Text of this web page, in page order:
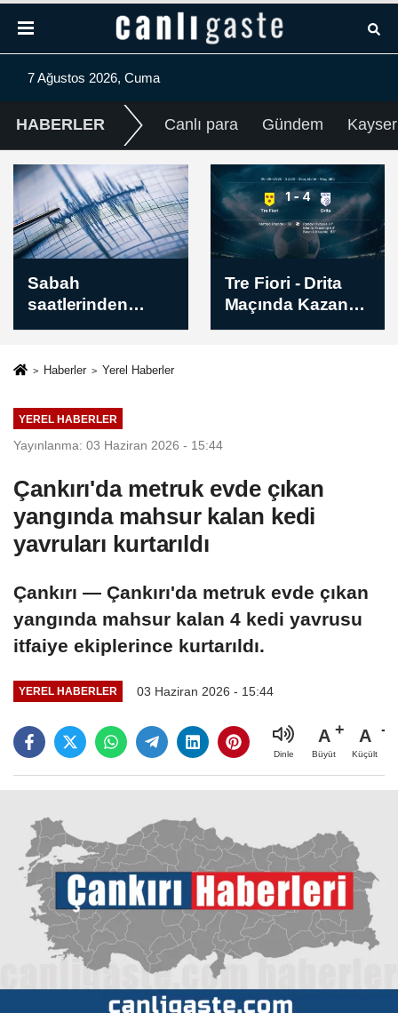
7 Ağustos 2026, Cuma
HABERLER Canlı para Gündem
Tre Fiori - Drita
Maçında Kazanan
Belli Oldu! İşte
Avrupa
Konferans Ligi |
Hibernian -
Haberler Yerel Haberler
YEREL HABERLER
Yayınlanma: 03 Haziran 2026 - 15:44
Çankırı'da metruk evde çıkan
yangında mahsur kalan kedi
yavruları kurtarıldı
Çankırı — Çankırı'da metruk evde çıkan
yangında mahsur kalan 4 kedi yavrusu
itfaiye ekiplerince kurtarıldı.
YEREL HABERLER 03 Haziran 2026 - 15:44
Dinle
A
Büyüt
A
Küçült